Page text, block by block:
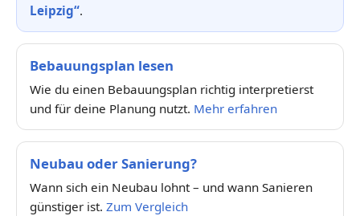
Leipzig“.
Bebauungsplan lesen
Wie du einen Bebauungsplan richtig interpretierst
und für deine Planung nutzt. Mehr erfahren
Neubau oder Sanierung?
Wann sich ein Neubau lohnt – und wann Sanieren
günstiger ist. Zum Vergleich